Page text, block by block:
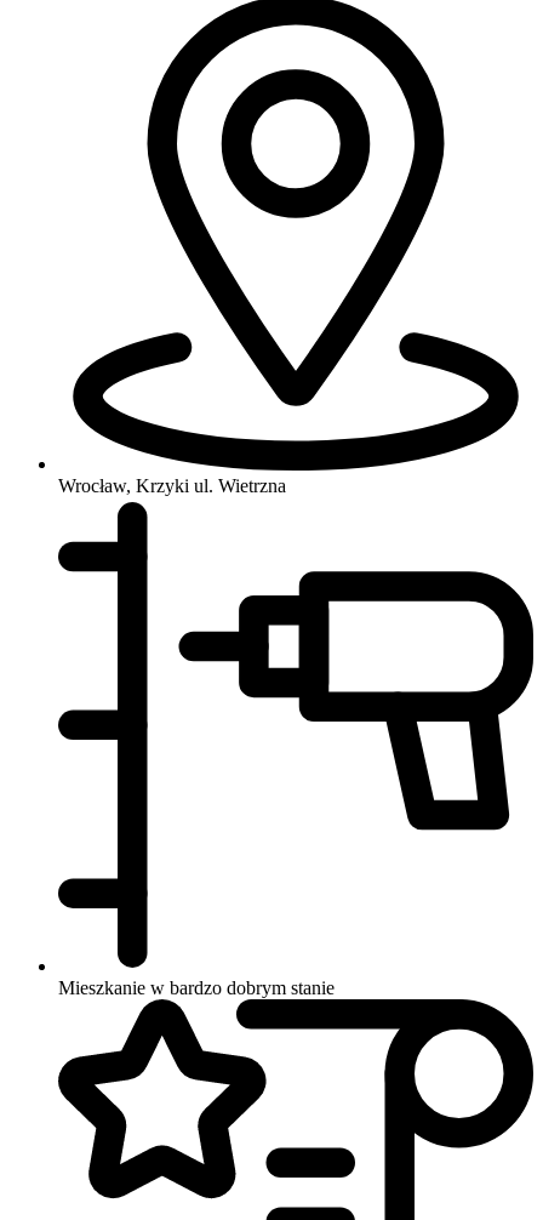
Wrocław, Krzyki ul. Wietrzna
Mieszkanie w bardzo dobrym stanie